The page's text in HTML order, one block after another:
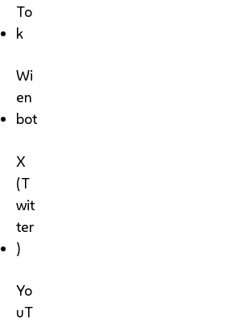
To
k
Wi
en
bot
X
(T
wit
ter
)
Yo
uT